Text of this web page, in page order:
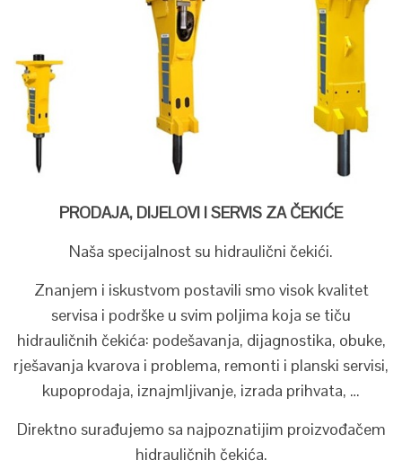
PRODAJA, DIJELOVI I SERVIS ZA ČEKIĆE
Naša specijalnost su hidraulični čekići.
Znanjem i iskustvom postavili smo visok kvalitet
servisa i podrške u svim poljima koja se tiču
hidrauličnih čekića: podešavanja, dijagnostika, obuke,
rješavanja kvarova i problema, remonti i planski servisi,
kupoprodaja, iznajmljivanje, izrada prihvata, …
Direktno surađujemo sa najpoznatijim proizvođačem
hidrauličnih čekića.